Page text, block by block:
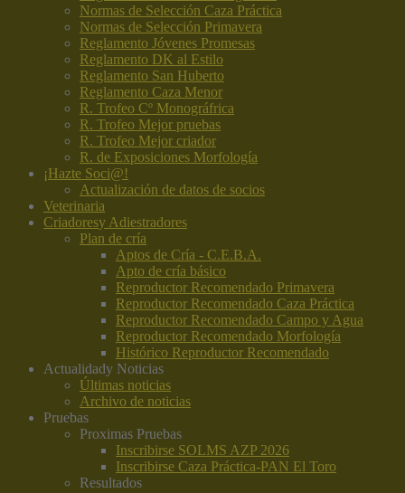
Normas de Selección Caza Práctica
Normas de Selección Primavera
Reglamento Jóvenes Promesas
Reglamento DK al Estilo
Reglamento San Huberto
Reglamento Caza Menor
R. Trofeo Cº Monográfrica
R. Trofeo Mejor pruebas
R. Trofeo Mejor criador
R. de Exposiciones Morfología
¡Hazte Soci@!
Actualización de datos de socios
Veterinaria
Criadoresy Adiestradores
Plan de cría
Aptos de Cría - C.E.B.A.
Apto de cría básico
Reproductor Recomendado Primavera
Reproductor Recomendado Caza Práctica
Reproductor Recomendado Campo y Agua
Reproductor Recomendado Morfología
Histórico Reproductor Recomendado
Actualidady Noticias
Últimas noticias
Archivo de noticias
Pruebas
Proximas Pruebas
Inscribirse SOLMS AZP 2026
Inscribirse Caza Práctica-PAN El Toro
Resultados